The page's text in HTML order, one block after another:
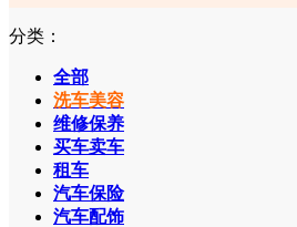
分类：
全部
洗车美容
维修保养
买车卖车
租车
汽车保险
汽车配饰